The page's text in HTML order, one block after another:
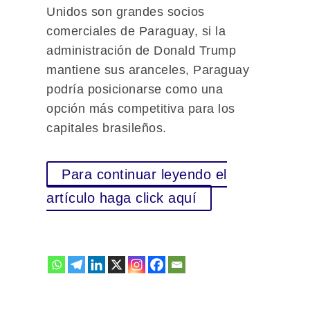
Unidos son grandes socios
comerciales de Paraguay, si la
administración de Donald Trump
mantiene sus aranceles, Paraguay
podría posicionarse como una
opción más competitiva para los
capitales brasileños.
Para continuar leyendo el
artículo haga click aquí